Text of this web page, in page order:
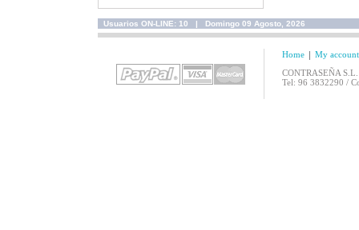
LOS Nº1 DE LOS
90'S (CON516CD)
DISCO FIESTA - EL
DISCO PARA
Bassdrum Project
Instagram Contrasena Records
Usuarios ON-LINE: 10 | Domingo 09 Agosto, 2026
Home
My account
CONTRASEÑA
Tel: 96 3832290 /